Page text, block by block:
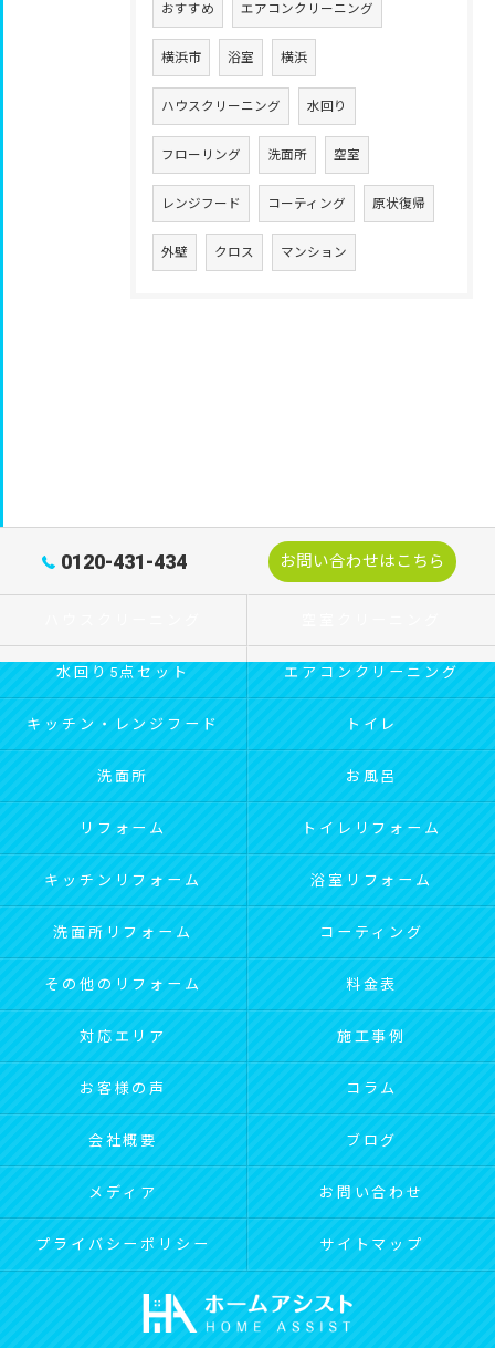
おすすめ エアコンクリーニング
横浜市 浴室 横浜
ハウスクリーニング 水回り
フローリング 洗面所 空室
レンジフード コーティング 原状復帰
外壁 クロス マンション
0120-431-434 お問い合わせはこちら
水回り5点セット エアコンクリーニング
キッチン・レンジフード トイレ
洗面所 お風呂
リフォーム トイレリフォーム
キッチンリフォーム 浴室リフォーム
洗面所リフォーム コーティング
その他のリフォーム 料金表
対応エリア 施工事例
お客様の声 コラム
会社概要 ブログ
メディア お問い合わせ
プライバシーポリシー サイトマップ